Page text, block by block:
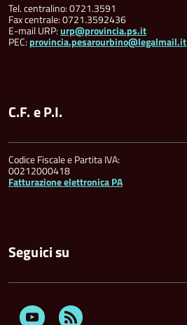
Tel. centralino: 0721.3591
Fax centrale: 0721.3592436
E-mail URP:urp@provincia.ps.it
PEC:provincia.pesarourbino@legalmail.it
C.F. e P.I.
Codice Fiscale e Partita IVA:
00212000418
Fatturazione elettronica PA
Seguici su
Youtube